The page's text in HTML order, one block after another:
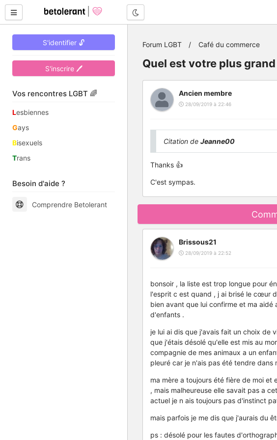
S'identifier 🔓
S'inscrire 🖊
Vos rencontres LGBT 🌈
Lesbiennes
Gays
Bisexuels
Trans
Besoin d'aide ?
Comprendre Betolerant
Forum LGBT Café du commerce
Quel est votre plus grand
Ancien membre
28/09/2019 à 22:46
Citation de Jeanne00
Thanks 👍
C'est sympas.
Brissous21
28/09/2019 à 22:52
bonsoir , la liste est trop longue pour
l'esprit c est quand , j ai brisé le cœur
bien avant que lui confirme et ma aidé
d'enfants .
je lui ai dis que j'avais fait un choix de
que j'étais désolé qu'elle est mis au
compagnie de mes animaux a un
pleuré car je n'ais pas été tendre dans
ma mère a toujours été fière de moi
, mais malheureuse elle savait pas a
actuel je n ais toujours pas d'instinct
mais parfois je me dis que j'aurais du
ps : désolé pour les fautes